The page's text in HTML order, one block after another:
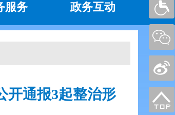
服务 政务互动
开通报3起整治形